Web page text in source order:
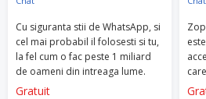
Cu siguranta stii de WhatsApp, si
cel mai probabil il folosesti si tu,
la fel cum o fac peste 1 miliard
de oameni din intreaga lume.
Gratuit
tai,